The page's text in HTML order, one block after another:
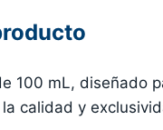
100 mL, diseñado
calidad y